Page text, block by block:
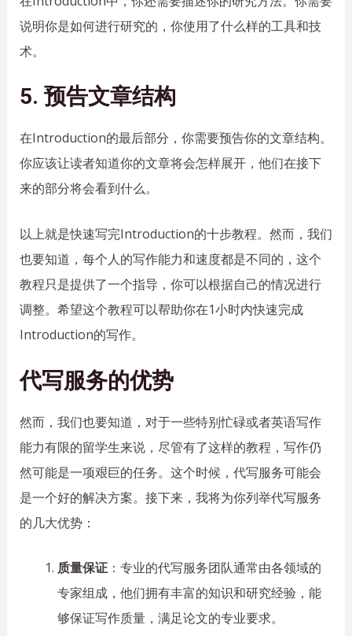
说明你是如何进行研究的，你使用了什么样的工具和技
术。
5. 预告文章结构
在Introduction的最后部分，你需要预告你的文章结构。
你应该让读者知道你的文章将会怎样展开，他们在接下
来的部分将会看到什么。
以上就是快速写完Introduction的十步教程。然而，我们
也要知道，每个人的写作能力和速度都是不同的，这个
教程只是提供了一个指导，你可以根据自己的情况进行
调整。希望这个教程可以帮助你在1小时内快速完成
Introduction的写作。
代写服务的优势
然而，我们也要知道，对于一些特别忙碌或者英语写作
能力有限的留学生来说，尽管有了这样的教程，写作仍
然可能是一项艰巨的任务。这个时候，代写服务可能会
是一个好的解决方案。接下来，我将为你列举代写服务
的几大优势：
质量保证：专业的代写服务团队通常由各领域的
专家组成，他们拥有丰富的知识和研究经验，能
够保证写作质量，满足论文的专业要求。